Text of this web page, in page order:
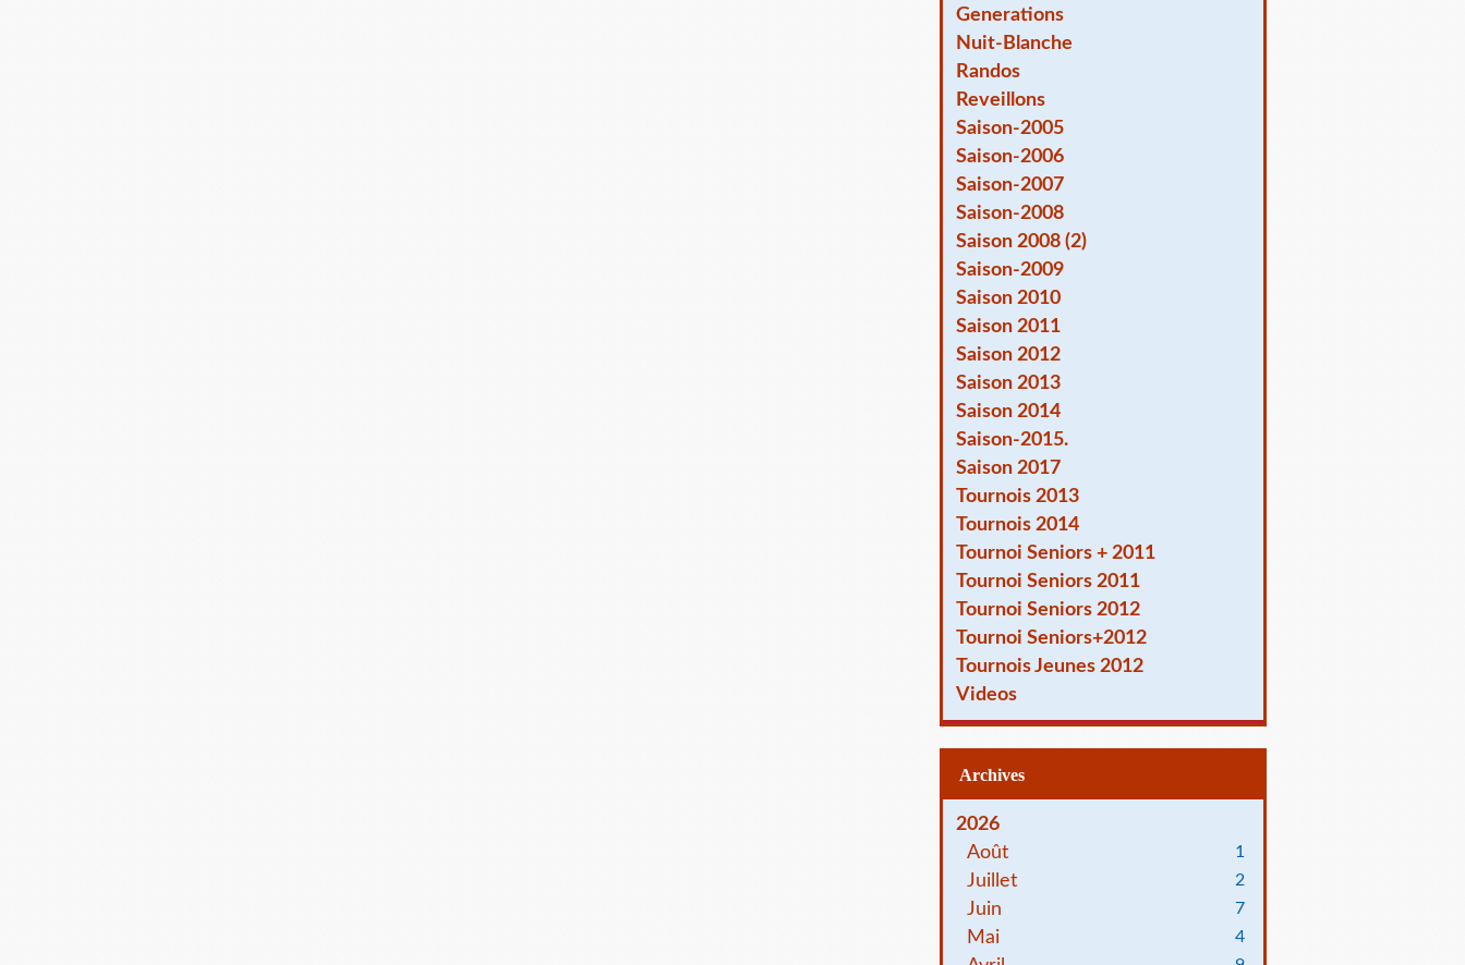
Generations
Nuit-Blanche
Randos
Reveillons
Saison-2005
Saison-2006
Saison-2007
Saison-2008
Saison 2008 (2)
Saison-2009
Saison 2010
Saison 2011
Saison 2012
Saison 2013
Saison 2014
Saison-2015.
Saison 2017
Tournois 2013
Tournois 2014
Tournoi Seniors + 2011
Tournoi Seniors 2011
Tournoi Seniors 2012
Tournoi Seniors+2012
Tournois Jeunes 2012
Videos
Archives
2026
Août
1
Juillet 2
Juin 7
Mai 4